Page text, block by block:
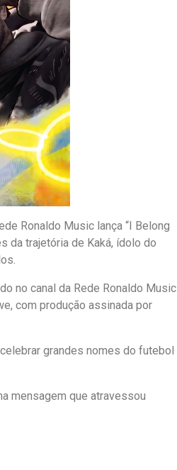
Ronaldo Music lança “I Belong
da trajetória de Kaká, ídolo do
no canal da Rede Ronaldo Music
com produção assinada por
grandes nomes do futebol
mensagem que atravessou